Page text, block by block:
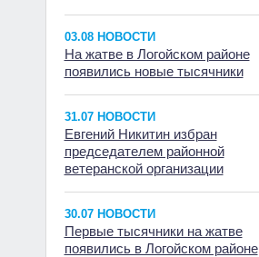
03.08 НОВОСТИ
На жатве в Логойском районе
появились новые тысячники
31.07 НОВОСТИ
Евгений Никитин избран
председателем районной
ветеранской организации
30.07 НОВОСТИ
Первые тысячники на жатве
появились в Логойском районе